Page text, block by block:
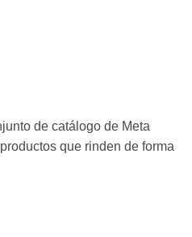
de catálogo de Meta
que rinden de forma